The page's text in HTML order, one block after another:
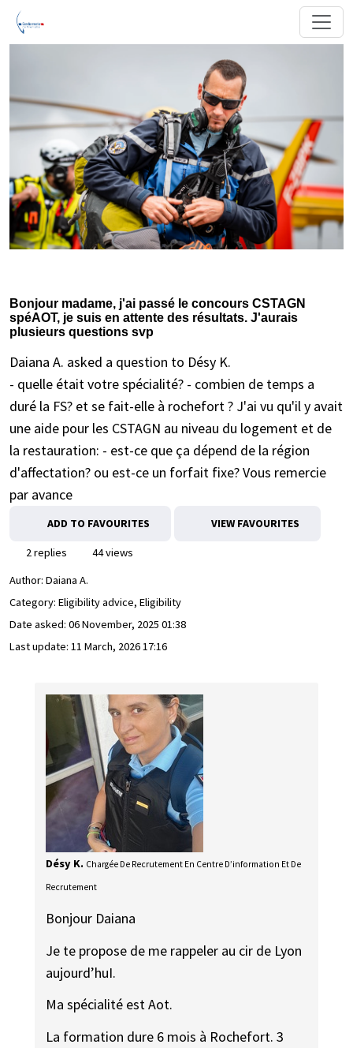
Bonjour madame, j'ai passé le concours CSTAGN
spéAOT, je suis en attente des résultats. J'aurais
plusieurs questions svp
Daiana A. asked a question to Désy K.
- quelle était votre spécialité? - combien de temps a
duré la FS? et se fait-elle à rochefort ? J'ai vu qu'il y avait
une aide pour les CSTAGN au niveau du logement et de
la restauration: - est-ce que ça dépend de la région
d'affectation? ou est-ce un forfait fixe? Vous remercie
par avance
ADD TO FAVOURITES VIEW FAVOURITES
2 replies
44 views
Author: Daiana A.
Category: Eligibility advice, Eligibility
Date asked: 06 November, 2025 01:38
Last update: 11 March, 2026 17:16
Désy K. Chargée De Recrutement En Centre D’information Et De
Recrutement
Bonjour Daiana
Je te propose de me rappeler au cir de Lyon
aujourd’huI.
Ma spécialité est Aot.
La formation dure 6 mois à Rochefort. 3